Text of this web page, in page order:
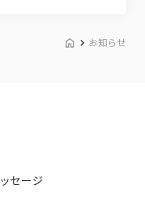
お知らせ
セージ